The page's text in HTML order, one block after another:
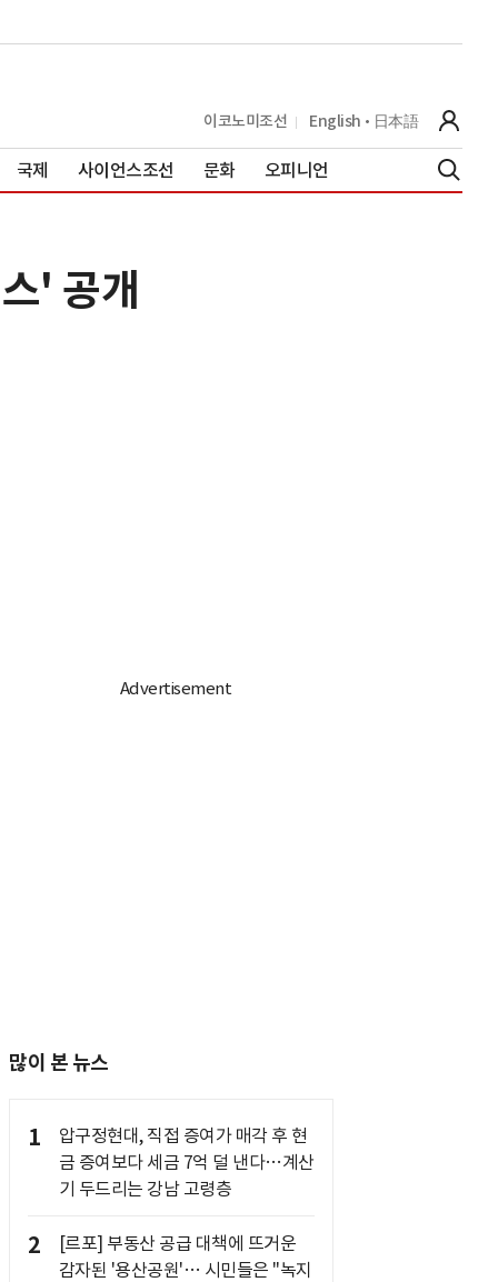
이코노미조선 English 日本語
국제 사이언스조선 문화 오피니언
' 공개
많이 본 뉴스
1
압구정현대, 직접 증여가 매각 후 현
금 증여보다 세금 7억 덜 낸다…계산
기 두드리는 강남 고령층
2
[르포] 부동산 공급 대책에 뜨거운
감자된 '용산공원'… 시민들은 "녹지